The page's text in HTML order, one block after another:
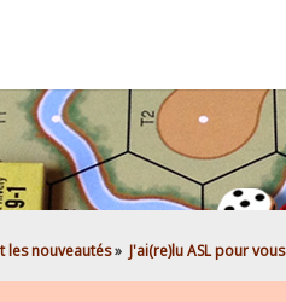
les nouveautés» J'ai(re)lu ASL pour vous